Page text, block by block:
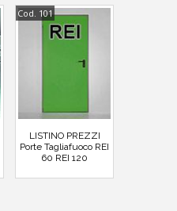
Cod. 101
LISTINO PREZZI
Porte Tagliafuoco REI
60 REI 120